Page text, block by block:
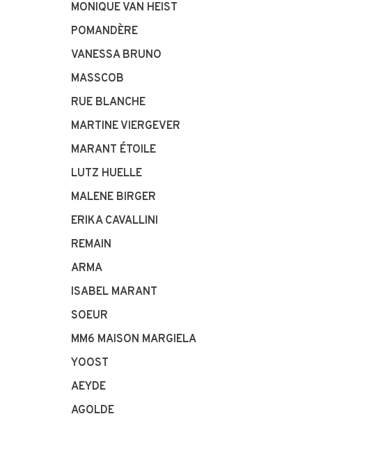
MONIQUE VAN HEIST
POMANDÈRE
VANESSA BRUNO
MASSCOB
RUE BLANCHE
MARTINE VIERGEVER
MARANT ÉTOILE
LUTZ HUELLE
MALENE BIRGER
ERIKA CAVALLINI
REMAIN
ARMA
ISABEL MARANT
SOEUR
MM6 MAISON MARGIELA
YOOST
AEYDE
AGOLDE